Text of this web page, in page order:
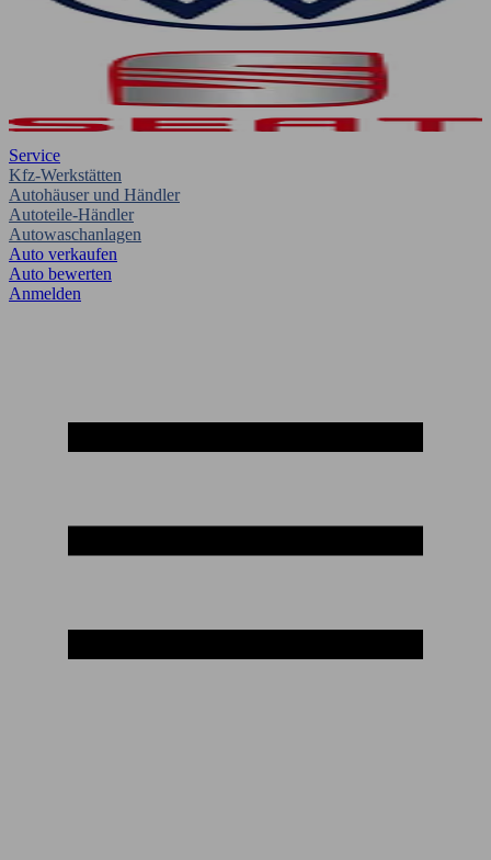
Service
Kfz-Werkstätten
Autohäuser und Händler
Autoteile-Händler
Autowaschanlagen
Auto verkaufen
Auto bewerten
Anmelden